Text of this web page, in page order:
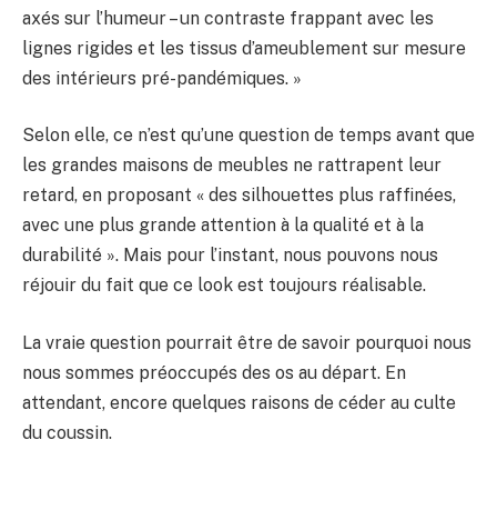
axés sur l’humeur – un contraste frappant avec les
lignes rigides et les tissus d’ameublement sur mesure
des intérieurs pré-pandémiques. »
Selon elle, ce n’est qu’une question de temps avant que
les grandes maisons de meubles ne rattrapent leur
retard, en proposant « des silhouettes plus raffinées,
avec une plus grande attention à la qualité et à la
durabilité ». Mais pour l’instant, nous pouvons nous
réjouir du fait que ce look est toujours réalisable.
La vraie question pourrait être de savoir pourquoi nous
nous sommes préoccupés des os au départ. En
attendant, encore quelques raisons de céder au culte
du coussin.